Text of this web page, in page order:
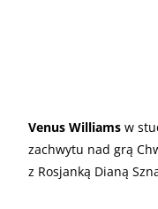
Venus Williams w
zachwytu nad grą
z Rosjanką Dianą